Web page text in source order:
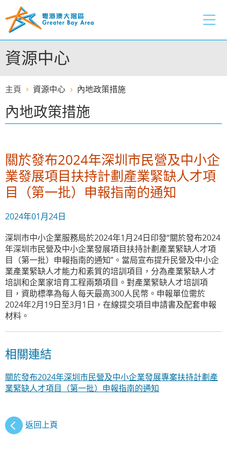
至
容
的
開
資源中心
主頁 資源中心 內地政策措施
內地政策措施
關於發布2024年深圳市民營及中小企
業發展項目扶持計劃產業緊缺人才項
目（第一批）申報指南的通知
2024年01月24日
深圳市中小企業服務局於2024年1月24日印發“關於發布2024
年深圳市民營及中小企業發展項目扶持計劃產業緊缺人才項
目（第一批）申報指南的通知”。當局宣布提升民營及中小企
業產業緊缺人才能力和素質的培訓項目，分為產業緊缺人才
培訓和企業家培育工程兩類項目。對產業緊缺人才培訓項
目，資助標準為每人每天最高300人民幣。申報單位需於
2024年2月19日至3月1日，在線提交項目申請書及配套申報
材料。
相關連結
關於發布2024年深圳市民營及中小企業發展專案扶持計劃產
業緊缺人才項目（第一批）申報指南的通知
返回上頁